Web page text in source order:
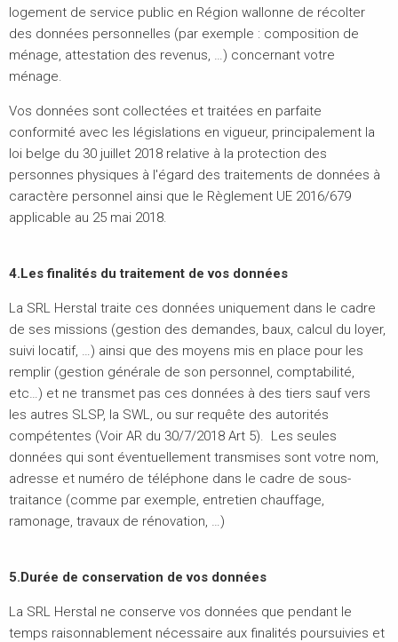
logement de service public en Région wallonne de récolter
des données personnelles (par exemple : composition de
ménage, attestation des revenus, …) concernant votre
ménage.
Vos données sont collectées et traitées en parfaite
conformité avec les législations en vigueur, principalement la
loi belge du 30 juillet 2018 relative à la protection des
personnes physiques à l'égard des traitements de données à
caractère personnel ainsi que le Règlement UE 2016/679
applicable au 25 mai 2018.
4.Les finalités du traitement de vos données
La SRL Herstal traite ces données uniquement dans le cadre
de ses missions (gestion des demandes, baux, calcul du loyer,
suivi locatif, …) ainsi que des moyens mis en place pour les
remplir (gestion générale de son personnel, comptabilité,
etc…) et ne transmet pas ces données à des tiers sauf vers
les autres SLSP, la SWL, ou sur requête des autorités
compétentes (Voir AR du 30/7/2018 Art 5). Les seules
données qui sont éventuellement transmises sont votre nom,
adresse et numéro de téléphone dans le cadre de sous-
traitance (comme par exemple, entretien chauffage,
ramonage, travaux de rénovation, …)
5.Durée de conservation de vos données
La SRL Herstal ne conserve vos données que pendant le
temps raisonnablement nécessaire aux finalités poursuivies et